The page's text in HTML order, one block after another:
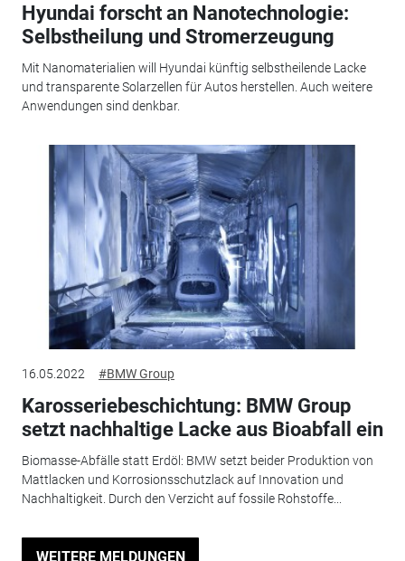
Hyundai forscht an Nanotechnologie:
Selbstheilung und Stromerzeugung
Mit Nanomaterialien will Hyundai künftig selbstheilende Lacke
und transparente Solarzellen für Autos herstellen. Auch weitere
Anwendungen sind denkbar.
16.05.2022 #BMW Group
Karosseriebeschichtung: BMW Group
setzt nachhaltige Lacke aus Bioabfall ein
Biomasse-Abfälle statt Erdöl: BMW setzt beider Produktion von
Mattlacken und Korrosionsschutzlack auf Innovation und
Nachhaltigkeit. Durch den Verzicht auf fossile Rohstoffe...
WEITERE MELDUNGEN